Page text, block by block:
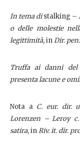
In tema distalking –
o delle molestie
legittimità, inDir.
Truffa ai danni del
presenta lacune e
Nota aC. eur. dir.
Lorenzen – Leroy
satira, inRiv. it. dir.